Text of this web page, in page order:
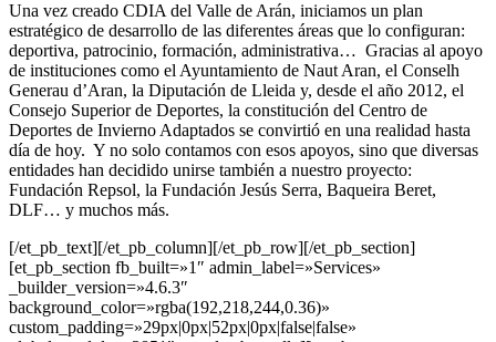
Una vez creado CDIA del Valle de Arán, iniciamos un plan
estratégico de desarrollo de las diferentes áreas que lo configuran:
deportiva, patrocinio, formación, administrativa… Gracias al apoyo
de instituciones como el Ayuntamiento de Naut Aran, el Conselh
Generau d’Aran, la Diputación de Lleida y, desde el año 2012, el
Consejo Superior de Deportes, la constitución del Centro de
Deportes de Invierno Adaptados se convirtió en una realidad hasta
día de hoy. Y no solo contamos con esos apoyos, sino que diversas
entidades han decidido unirse también a nuestro proyecto:
Fundación Repsol, la Fundación Jesús Serra, Baqueira Beret,
DLF… y muchos más.
[/et_pb_text][/et_pb_column][/et_pb_row][/et_pb_section]
[et_pb_section fb_built=»1″ admin_label=»Services»
_builder_version=»4.6.3″
background_color=»rgba(192,218,244,0.36)»
custom_padding=»29px|0px|52px|0px|false|false»